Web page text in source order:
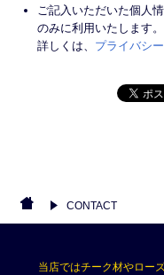
ご記入いただいた個人
のみに利用いたします。
詳しくは、 プライバシ
CONTACT
当店ではチーク材やロー